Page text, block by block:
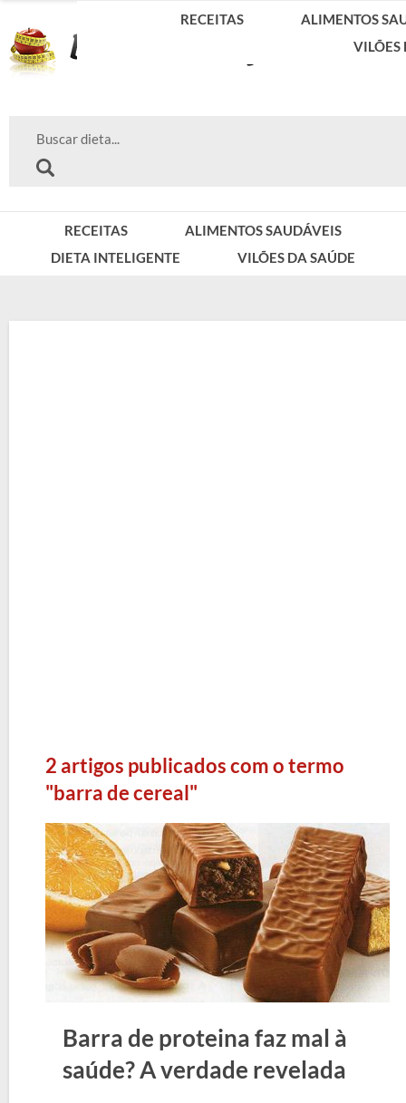
RECEITAS
ALIMENTOS SAUDÁVEIS
DIETA INTELIGENTE
VILÕES DA SAÚDE
RECEITAS
ALIMENTOS
VILÕES
2 artigos publicados com o termo
"barra de cereal"
Barra de proteina faz mal à
saúde? A verdade revelada